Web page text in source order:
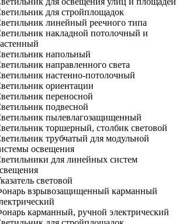
для стройплощадок
линейный реечного типа
накладной потолочный и
напольный
направленного света
настенно-потолочный
ориентации
переносной
подвесной
пылевлагозащищенный
торшерный, столбик световой
трубчатый для модульной
освещения
для линейных систем
световой
взрывозащищенный карманный
карманный, ручной электрический